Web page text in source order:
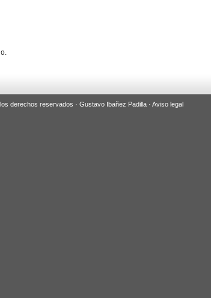
derechos reservados · Gustavo Ibañez Padilla · Aviso legal